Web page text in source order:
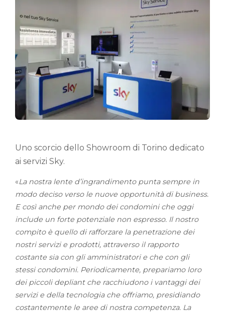
Uno scorcio dello Showroom di Torino dedicato
ai servizi Sky.
«La nostra lente d’ingrandimento punta sempre in
modo deciso verso le nuove opportunità di business.
E così anche per mondo dei condomini che oggi
include un forte potenziale non espresso. Il nostro
compito è quello di rafforzare la penetrazione dei
nostri servizi e prodotti, attraverso il rapporto
costante sia con gli amministratori e che con gli
stessi condomini. Periodicamente, prepariamo loro
dei piccoli depliant che racchiudono i vantaggi dei
servizi e della tecnologia che offriamo, presidiando
costantemente le aree di nostra competenza. La